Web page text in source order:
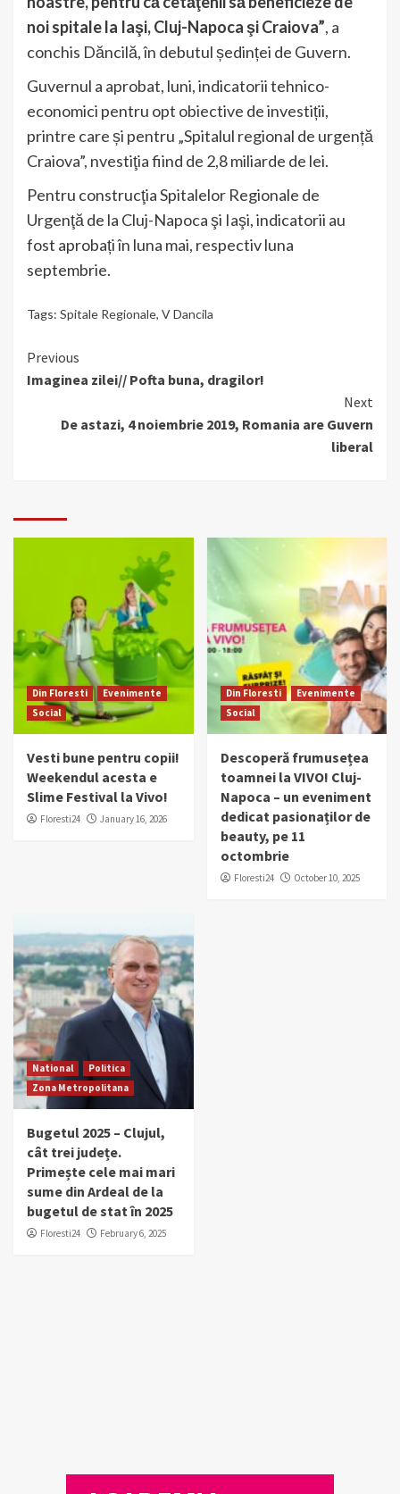
noi spitale la Iaşi, Cluj-Napoca şi Craiova”, a
conchis Dăncilă, în debutul ședinței de Guvern.
Guvernul a aprobat, luni, indicatorii tehnico-
economici pentru opt obiective de investiții,
printre care și pentru „Spitalul regional de urgență
Craiova”, nvestiţia fiind de 2,8 miliarde de lei.
Pentru construcţia Spitalelor Regionale de
Urgenţă de la Cluj-Napoca şi Iaşi, indicatorii au
fost aprobați în luna mai, respectiv luna
septembrie.
Tags: Spitale Regionale, V Dancila
Continue
Reading
Previous
Imaginea zilei// Pofta buna, dragilor!
Next
De astazi, 4 noiembrie 2019, Romania are Guvern
liberal
Din Floresti
Evenimente
Social
Vesti bune pentru copii!
Weekendul acesta e
Slime Festival la Vivo!
Floresti24 January 16, 2026
Din Floresti
Evenimente
Social
Descoperă frumusețea
toamnei la VIVO! Cluj-
Napoca – un eveniment
dedicat pasionaților de
beauty, pe 11
octombrie
Floresti24 October 10, 2025
National
Politica
Zona Metropolitana
Bugetul 2025 – Clujul,
cât trei județe.
Primește cele mai mari
sume din Ardeal de la
bugetul de stat în 2025
Floresti24 February 6, 2025